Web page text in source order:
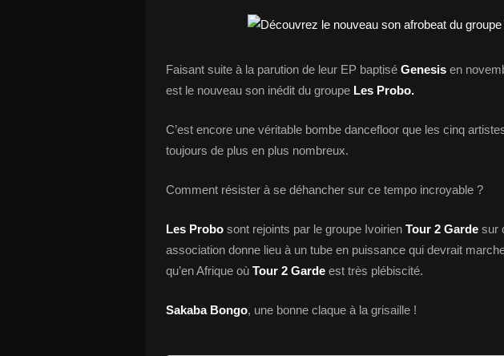
Faisant suite à la parution de leur EP baptisé Genesis en
est le nouveau son inédit du groupe Les Probo.
C’est encore une véritable bombe dancefloor que les cinq
toujours de plus en plus nombreux.
Comment résister à se déhancher sur ce tempo incroyable ?
Les Probo sont rejoints par le groupe Ivoirien Tour 2 Garde sur
association donne lieu à un tube en puissance qui devrait
qu’en Afrique où Tour 2 Garde est très plébiscité.
Sakaba Bongo, une bonne claque à la grisaille !